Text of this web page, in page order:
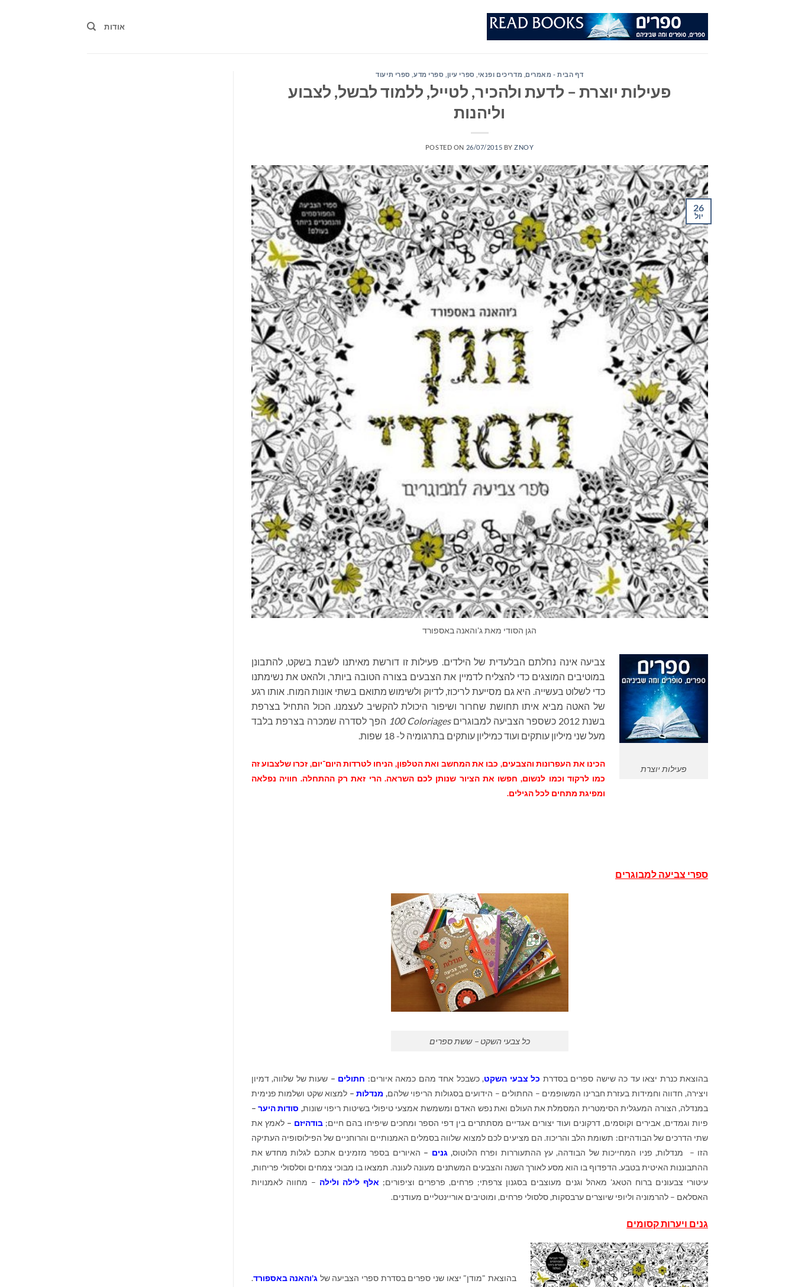
אודות
דף הבית - מאמרים מדריכים ופנאי ספרי עיון, ספרי מדע, ספרי תיעוד
פעילות יוצרת – לדעת ולהכיר, לטייל, ללמוד לבשל, לצבוע
וליהנות
POSTED ON 26/07/2015 BYZNOY
26
יול
הגן הסודי מאת ג'והאנה באספורד
פעילות יוצרת
צביעה אינה נחלתם הבלעדית של הילדים. פעילות זו דורשת מאיתנו לשבת בשקט, להתבונן
במוטיבים המוצגים כדי להצליח לדמיין את הצבעים בצורה הטובה ביותר, ולהאט את נשימתנו
כדי לשלוט בעשייה. היא גם מסייעת לריכוז, לדיוק ולשימוש מתואם בשתי אונות המוח. אותו רגע
של האטה מביא איתו תחושת שחרור ושיפור היכולת להקשיב לעצמנו. הכול התחיל בצרפת
בשנת 2012 כשספר הצביעה למבוגרים
100 Coloriages הפך לסדרה שמכרה בצרפת בלבד
מעל שני מיליון עותקים ועוד כמיליון עותקים בתרגומיה ל- 18 שפות.
הכינו את העפרונות והצבעים, כבו את המחשב ואת הטלפון, הניחו לטרדות היום־יום, זכרו שלצבוע זה
כמו לרקוד וכמו לנשום, חפשו את הציור שנותן לכם השראה. הרי זאת רק ההתחלה. חוויה נפלאה
ומפיגת מתחים לכל הגילים.
ספרי צביעה למבוגרים
כל צבעי השקט – ששת ספרים
בהוצאת כנרת יצאו עד כה שישה ספרים בסדרת כל צבעי השקט, כשבכל אחד מהם כמאה איורים: חתולים – שעות של שלווה, דמיון
ויצירה, חדווה וחמידות בעזרת חברינו המשופמים – החתולים – הידועים בסגולות הריפוי שלהם, מנדלות – למצוא שקט ושלמות פנימית
במנדלה, הצורה המעגלית הסימטרית המסמלת את העולם ואת נפש האדם ומשמשת אמצעי טיפולי בשיטות ריפוי שונות, סודות היער –
פיות וגמדים, אבירים וקוסמים, דרקונים ועוד יצורים אגדיים מסתתרים בין דפי הספר ומחכים שיפיחו בהם חיים;בודהיזם –לאמץ את
שתי הדרכים של הבודהיזם: תשומת הלב והריכוז. הם מציעים לכם למצוא שלווה בסמלים האמנותיים והרוחניים של הפילוסופיה העתיקה
הזו – מנדלות, פניו המחייכות של הבודהה, עץ ההתעוררות ופרח הלוטוס, גנים – האיורים בספר מזמינים אתכם לגלות מחדש את
ההתבוננות האיטית בטבע. הדפדוף בו הוא מסע לאורך השנה והצבעים המשתנים מעונה לעונה. תמצאו בו מבוכי צמחים וסלסולי פריחות,
עיטורי צבעונים ברוח הטאג' מאהל וגנים מעוצבים בסגנון צרפתי; פרחים, פרפרים וציפורים; אלף לילה ולילה – מחווה לאמנויות
האסלאם – להרמוניה וליופי שיוצרים ערבסקות, סלסולי פרחים, ומוטיבים אוריינטליים מעודנים.
גנים ויערות קסומים
בהוצאת "מודן" יצאו שני ספרים בסדרת ספרי הצביעה של ג'והאנה באספורד.